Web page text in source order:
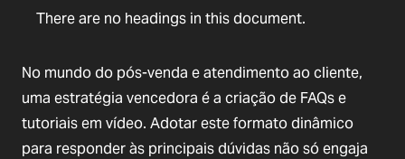
There are no headings in this document.
No mundo do pós-venda e atendimento ao cliente,
uma estratégia vencedora é a criação de FAQs e
tutoriais em vídeo. Adotar este formato dinâmico
para responder às principais dúvidas não só engaja